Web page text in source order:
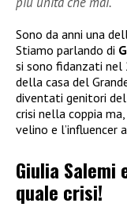
Sono da anni una
Stiamo parlando di
si sono fidanzati nel
della casa del
diventati genitori del
crisi nella coppia
velino e l’influencer
Giulia Salemi
quale crisi!